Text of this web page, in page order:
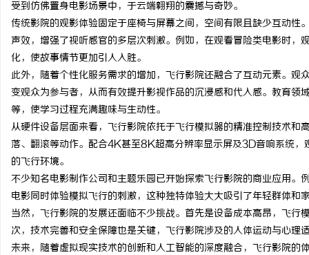
受到仿佛置身电影场景中，于云端翱翔的震撼与奇妙。
传统影院的观影体验固定于座椅与屏幕之间，空间有限且缺少互动
声效，增强了视听感官的多层次刺激。例如，在观看冒险类电影时
化，使故事情节更加引人入胜。
此外，随着个性化服务需求的增加，飞行影院还融合了互动元素。
变观众为参与者，从而有效提升影视作品的沉浸感和代入感。教育
等，使学习过程充满趣味与生动性。
从硬件设备层面来看，飞行影院依托于飞行模拟器的精准控制技术
落、翻滚等动作。配合4K甚至8K超高分辨率显示屏及3D音响系统
的飞行环境。
不少知名电影制作公司和主题乐园已开始探索飞行影院的商业应用
电影同时体验模拟飞行的刺激，这种独特体验大大吸引了年轻群体和
当然，飞行影院的发展还面临不少挑战。首先是设备成本高昂，飞
次，技术完善和安全保障也是关键，飞行影院涉及的人体运动与心理
未来，随着虚拟现实技术的创新和人工智能的深度融合，飞行影院
武汉配眼镜 上海配眼镜